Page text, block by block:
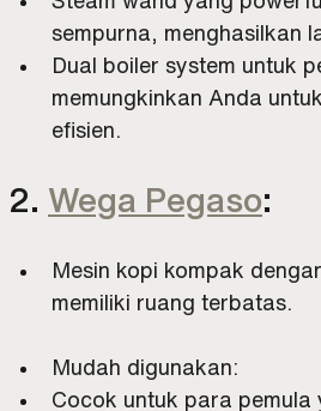
sempurna, menghasilkan
Dual boiler system untuk
memungkinkan Anda
efisien.
2. Wega Pegaso:
Mesin kopi kompak
memiliki ruang terbatas.
Mudah digunakan:
Cocok untuk para pemula